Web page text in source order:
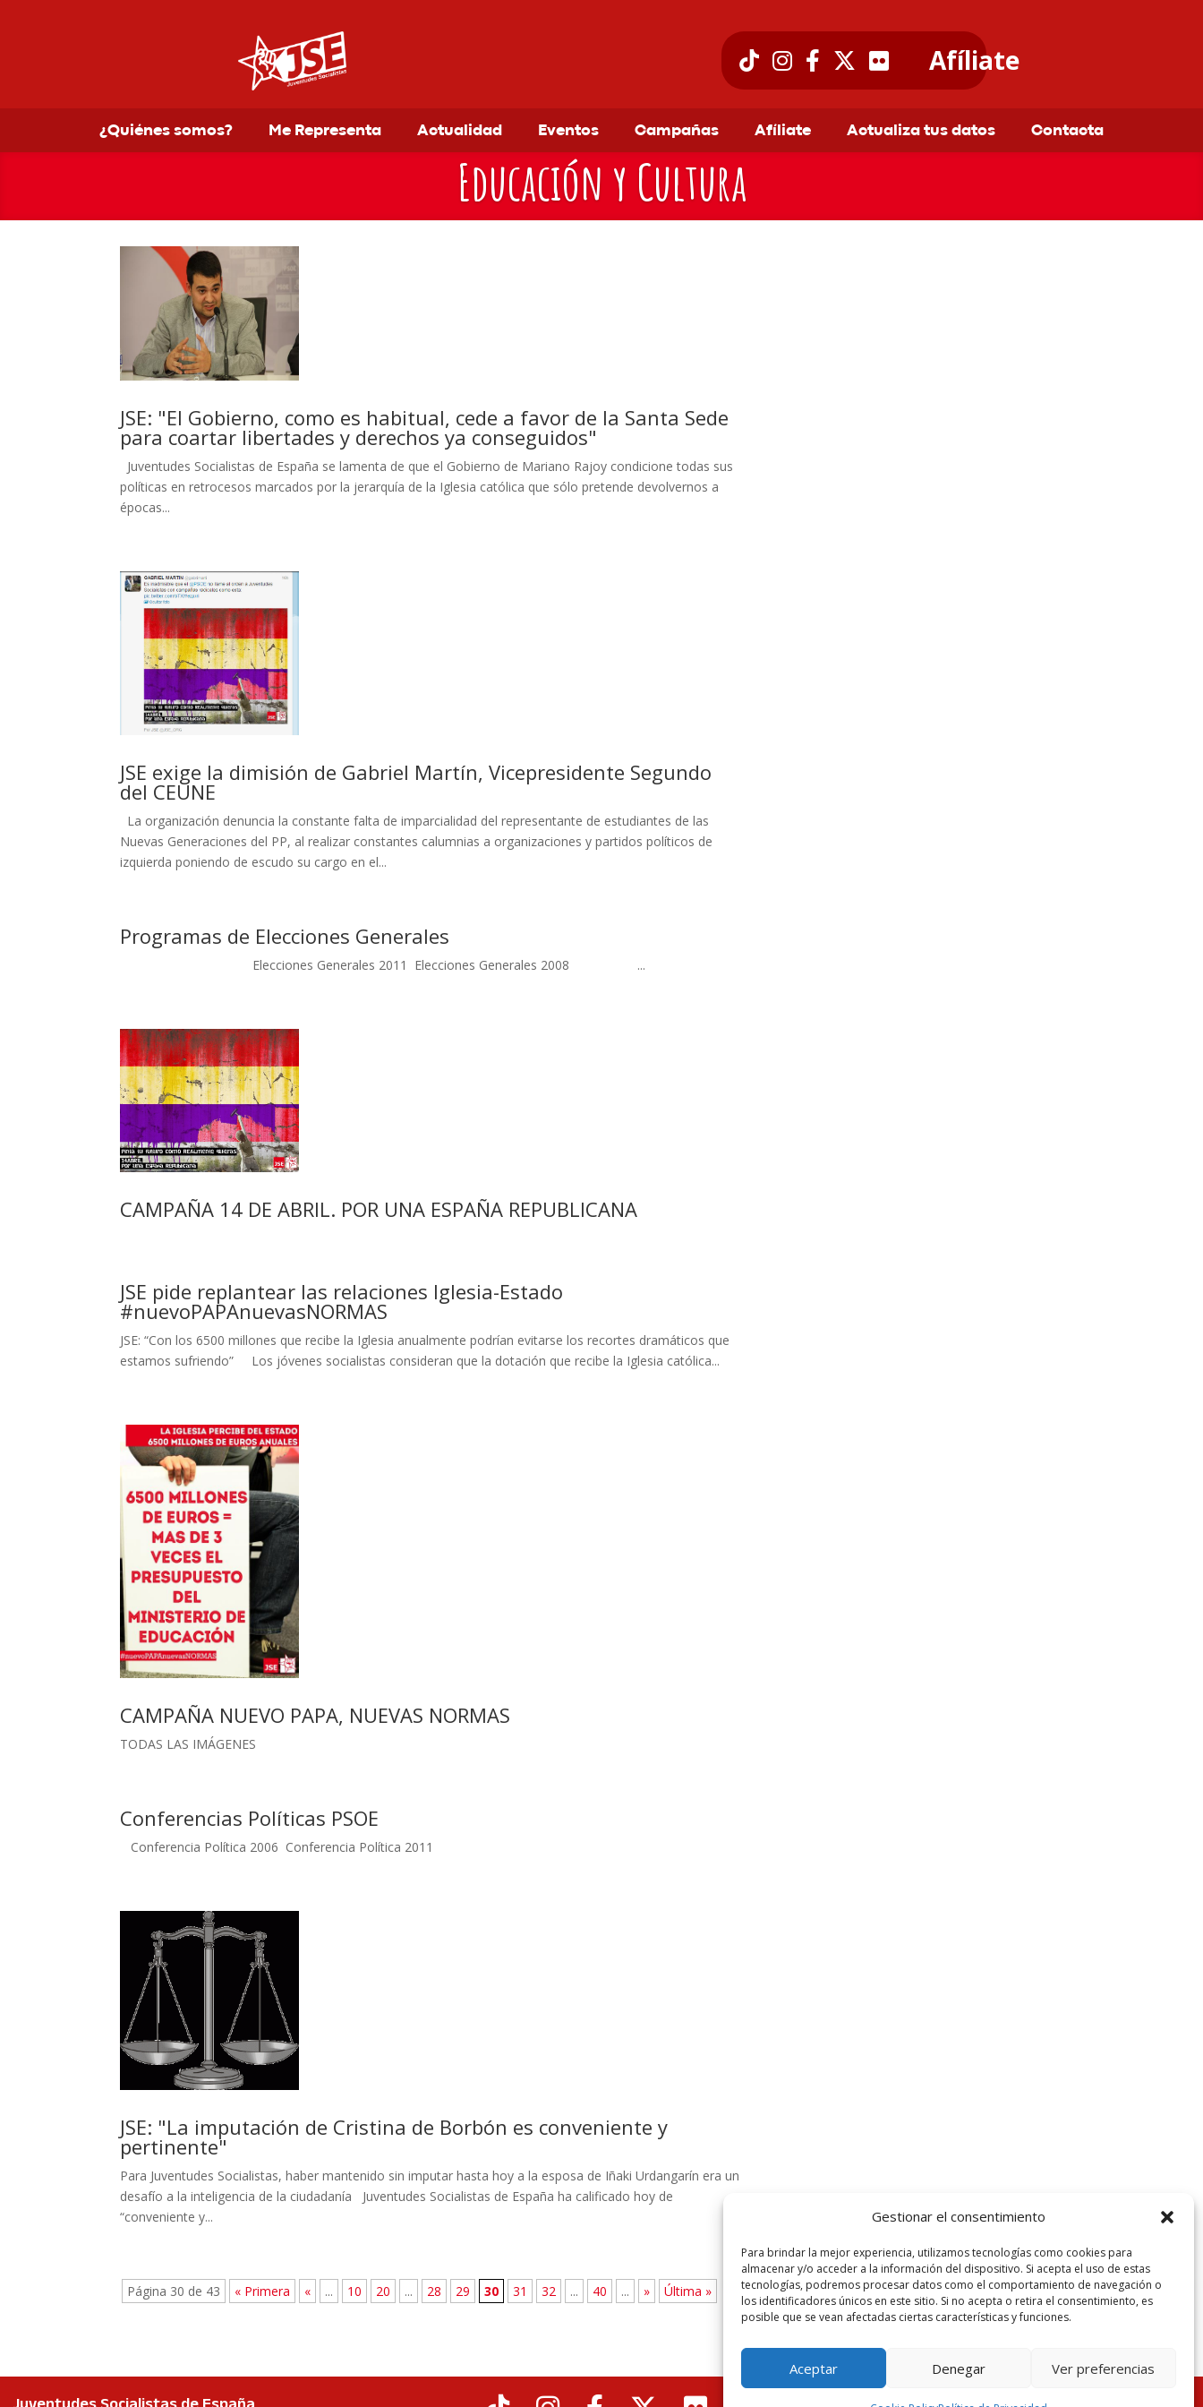
Gestionar el consentimiento
Para brindar la mejor experiencia, utilizamos tecnologías como cookies para
almacenar y/o acceder a la información del dispositivo. Si acepta el uso de estas
tecnologías, podremos procesar datos como el comportamiento de navegación o
los identificadores únicos en este sitio. Si no acepta o retira el consentimiento, es
posible que se vean afectadas ciertas características y funciones.
Aceptar Denegar Ver preferencias
Afíliate
¿Quiénes somos? Me Representa Actualidad Eventos Campañas Afíliate Actualiza tus datos Contacta
Educación y Cultura
JSE: "El Gobierno, como es habitual, cede a favor de la Santa Sede
para coartar libertades y derechos ya conseguidos"
Juventudes Socialistas de España se lamenta de que el Gobierno de Mariano Rajoy condicione todas sus
políticas en retrocesos marcados por la jerarquía de la Iglesia católica que sólo pretende devolvernos a
épocas...
JSE exige la dimisión de Gabriel Martí­n, Vicepresidente Segundo
del CEUNE
La organización denuncia la constante falta de imparcialidad del representante de estudiantes de las
Nuevas Generaciones del PP, al realizar constantes calumnias a organizaciones y partidos políticos de
izquierda poniendo de escudo su cargo en el...
Programas de Elecciones Generales
Elecciones Generales 2011 Elecciones Generales 2008 ...
CAMPAÑA 14 DE ABRIL. POR UNA ESPAÑA REPUBLICANA
JSE pide replantear las relaciones Iglesia-Estado
#nuevoPAPAnuevasNORMAS
JSE: “Con los 6500 millones que recibe la Iglesia anualmente podrían evitarse los recortes dramáticos que
estamos sufriendo” Los jóvenes socialistas consideran que la dotación que recibe la Iglesia católica...
CAMPAÑA NUEVO PAPA, NUEVAS NORMAS
TODAS LAS IMÁGENES
Conferencias Polí­ticas PSOE
Conferencia Política 2006 Conferencia Política 2011
JSE: "La imputación de Cristina de Borbón es conveniente y
pertinente"
Para Juventudes Socialistas, haber mantenido sin imputar hasta hoy a la esposa de Iñaki Urdangarín era un
desafío a la inteligencia de la ciudadanía Juventudes Socialistas de España ha calificado hoy de
“conveniente y...
Página 30 de 43 « Primera « ... 10 20 ... 28 29 30 31 32 ... 40 ... » Última »